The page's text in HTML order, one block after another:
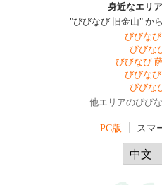
身近なエリ
"びびなび 旧金山" か
びびな
びびな
びびなび
びびな
びびな
他エリアのびび
PC版 スマ